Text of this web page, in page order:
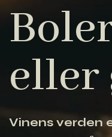
eller
Vinens verden